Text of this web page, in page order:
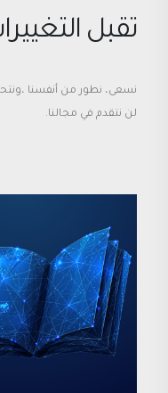
تقبل
نسعى، نطور من أنفسنا
لن نتقدم في مجالنا.